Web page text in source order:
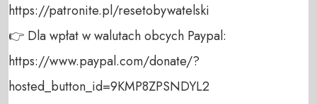
https://patronite.pl/resetobywatelski
👉 Dla wpłat w walutach obcych Paypal:
https://www.paypal.com/donate/?
hosted_button_id=9KMP8ZPSNDYL2